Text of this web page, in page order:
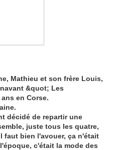
Mathieu et son frère Louis,
&quot; Les
en Corse.
décidé de repartir une
juste tous les quatre,
faut bien l'avouer, ça n'était
c'était la mode des